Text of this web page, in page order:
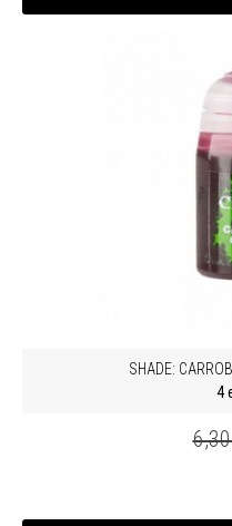
SHADE:
4